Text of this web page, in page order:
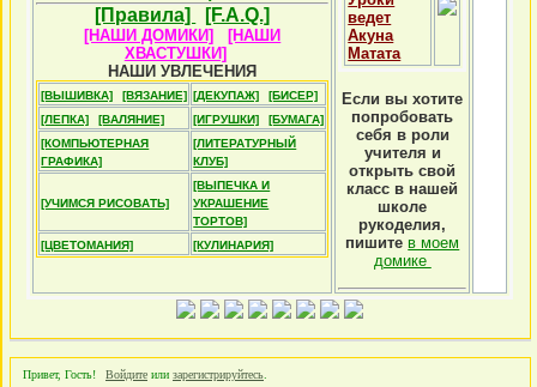
[Правила]
[F.A.Q.]
[НАШИ ДОМИКИ]
[НАШИ
ХВАСТУШКИ]
НАШИ УВЛЕЧЕНИЯ
[ВЫШИВКА] [ВЯЗАНИЕ] [ДЕКУПАЖ]
[БИСЕР]
[ЛЕПКА]
[ВАЛЯНИЕ] [ИГРУШКИ]
[БУМАГА]
[КОМПЬЮТЕРНАЯ
ГРАФИКА]
[ЛИТЕРАТУРНЫЙ
КЛУБ]
[УЧИМСЯ РИСОВАТЬ]
[ВЫПЕЧКА И
УКРАШЕНИЕ
ТОРТОВ]
[ЦВЕТОМАНИЯ]
[КУЛИНАРИЯ]
ведет
Акуна
Матата
Если вы хотите
попробовать
себя в роли
учителя и
открыть свой
класс в нашей
школе
рукоделия,
пишите в моем
домике
Привет, Гость! Войдите или зарегистрируйтесь